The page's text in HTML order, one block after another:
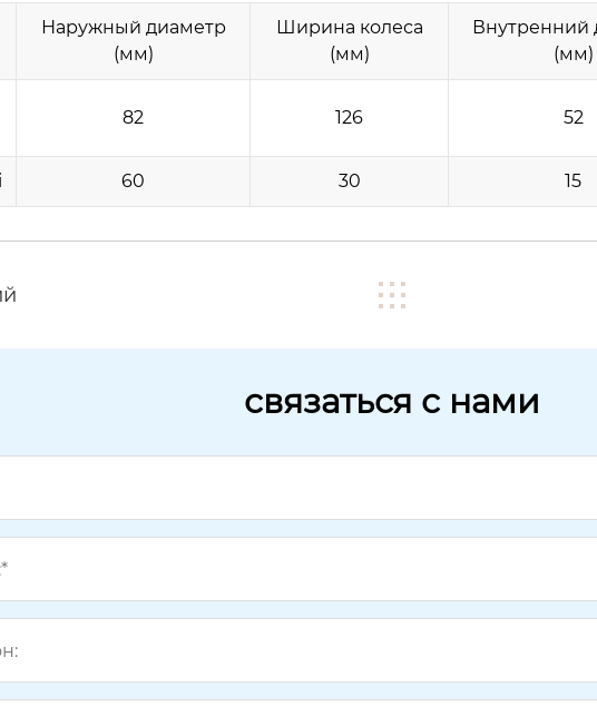
Наружный диаметр
(мм)
Ширина колеса
(мм)
Внутренний
(мм)
82 126 52
60 30 15
связаться с нами